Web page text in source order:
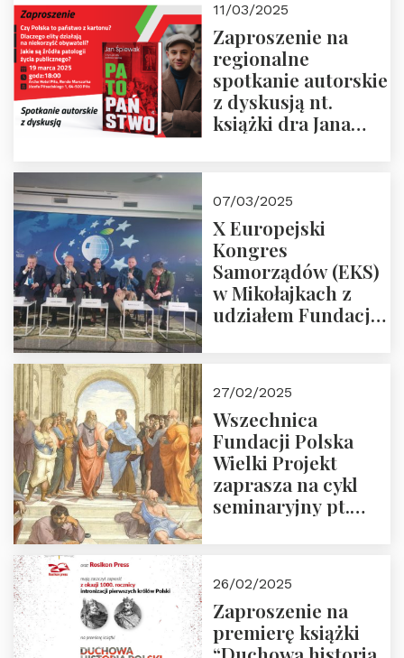
i prof.
Krasnodębski
11/03/2025
Zaproszenie na
regionalne
spotkanie autorskie
z dyskusją nt.
książki dra Jana
07/03/2025
X Europejski
Kongres
Samorządów (EKS)
w Mikołajkach z
udziałem Fundacji
27/02/2025
Wszechnica
Fundacji Polska
Wielki Projekt
zaprasza na cykl
seminaryjny pt.
26/02/2025
Zaproszenie na
premierę książki